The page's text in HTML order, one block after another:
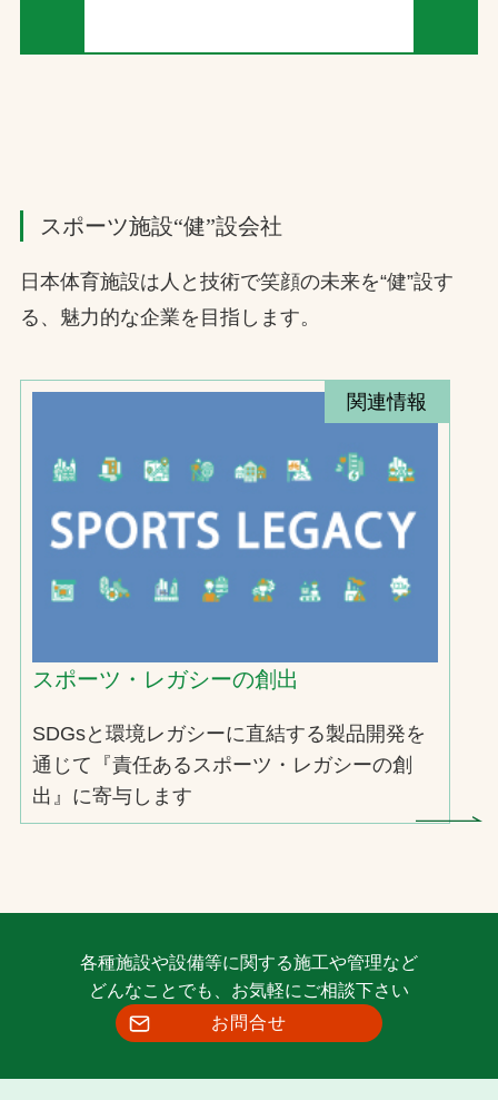
スポーツ施設“健”設会社
日本体育施設は人と技術で笑顔の未来を“健”設す
る、魅力的な企業を目指します。
関連情報
スポーツ・レガシーの創出
SDGsと環境レガシーに直結する製品開発を
通じて『責任あるスポーツ・レガシーの創
出』に寄与します
各種施設や設備等に関する施工や管理など
どんなことでも、お気軽にご相談下さい
お問合せ